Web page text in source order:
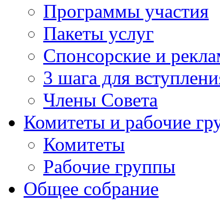
Программы участия
Пакеты услуг
Спонсорские и
3 шага для
Члены Совета
Комитеты и рабочие
Комитеты
Рабочие группы
Общее собрание